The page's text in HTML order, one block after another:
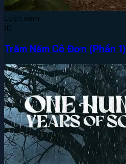
Lượt xem:
10
Trăm Năm Cô Đơn (Phần 1)